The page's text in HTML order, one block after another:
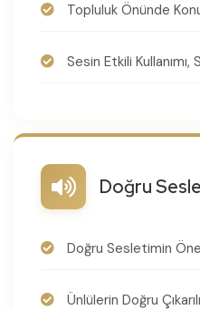
Topluluk Önünde
Sesin Etkili Kullanımı,
Doğru
Doğru Sesletimin
Ünlülerin Doğru